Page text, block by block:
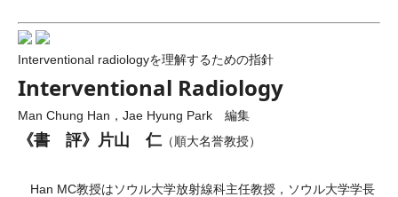
Interventional radiologyを理解するための指針
Interventional Radiology
Man Chung Han，Jae Hyung Park 編集
《書 評》片山 仁 （順大名誉教授）
Han MC教授はソウル大学放射線科主任教授，ソウル大学学長